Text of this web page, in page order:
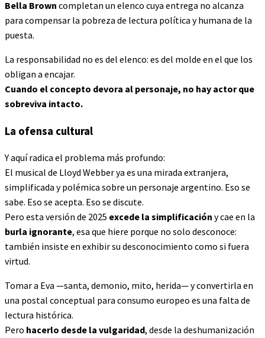
Bella Brown completan un elenco cuya entrega no alcanza
para compensar la pobreza de lectura política y humana de la
puesta.
La responsabilidad no es del elenco: es del molde en el que los
obligan a encajar.
Cuando el concepto devora al personaje, no hay actor que
sobreviva intacto.
La ofensa cultural
Y aquí radica el problema más profundo:
El musical de Lloyd Webber ya es una mirada extranjera,
simplificada y polémica sobre un personaje argentino. Eso se
sabe. Eso se acepta. Eso se discute.
Pero esta versión de 2025 excede la simplificación y cae en la
burla ignorante, esa que hiere porque no solo desconoce:
también insiste en exhibir su desconocimiento como si fuera
virtud.
Tomar a Eva —santa, demonio, mito, herida— y convertirla en
una postal conceptual para consumo europeo es una falta de
lectura histórica.
Pero hacerlo desde la vulgaridad, desde la deshumanización